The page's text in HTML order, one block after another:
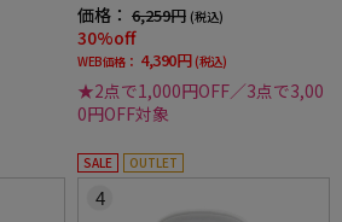
価格： 6,259円 (税込)
30%off
WEB価格： 4,390円 (税込)
★2点で1,000円OFF／3点で3,00
0円OFF対象
SALE OUTLET
4